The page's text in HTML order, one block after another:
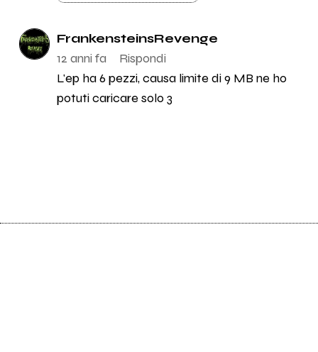
FrankensteinsRevenge
12 anni fa
Rispondi
L'ep ha 6 pezzi, causa limite di 9 MB ne ho
potuti caricare solo 3